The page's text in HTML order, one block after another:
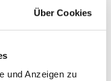
Über Cookies
und Anzeigen zu
Google
des
zu